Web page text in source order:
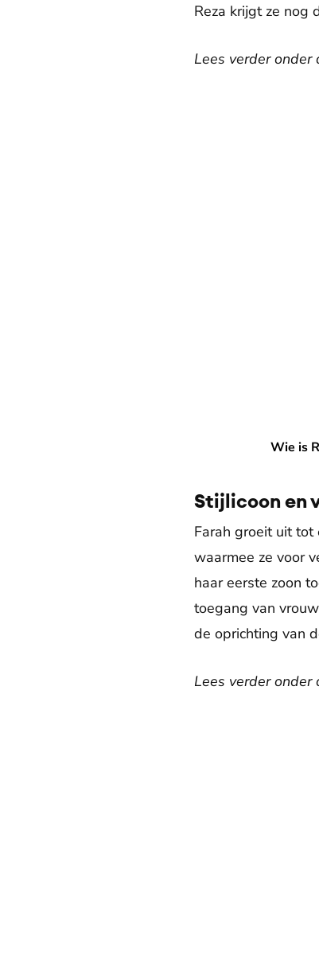
Reza krijgt ze nog
Lees verder onder
Wie is
Wie is Reza
Stijlicoon en
Farah groeit uit tot
waarmee ze voor
haar eerste zoon
toegang van
de oprichting van
Lees verder onder